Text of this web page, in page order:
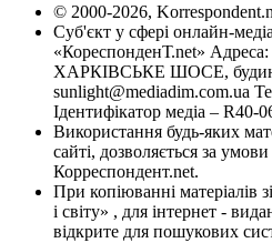
© 2000-2026,
Суб'єкт у сфері онлайн-
«КореспонденТ.net» Адреса:
ХАРКІВСЬКЕ ШОСЕ,
sunlight@mediadim.com.ua
Ідентифікатор медіа – R40-
Використання будь-яких
сайті, дозволяється за
Корреспондент.net.
При копіюванні матеріалів
і світу» , для інтернет -
відкрите для пошукових